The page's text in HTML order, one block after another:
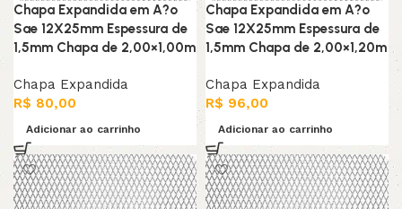
Chapa Expandida em A?o
Sae 12X25mm Espessura de
1,5mm Chapa de 2,00×1,00m
Chapa Expandida
R$ 80,00
Adicionar ao carrinho
Chapa Expandida em A?o
Sae 12X25mm Espessura de
1,5mm Chapa de 2,00×1,20m
Chapa Expandida
R$ 96,00
Adicionar ao carrinho